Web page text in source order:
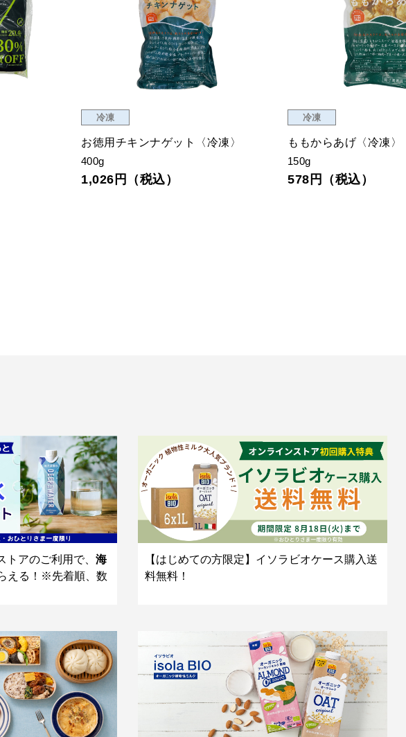
冷凍
お徳用チキンナゲット〈冷凍〉
400g
1,026円（税込）
冷凍
ももからあげ〈冷凍〉
150g
578円（税込）
トアのご利用で、 海
える！※先着順、数
【はじめての方限定】イソラビオケース購入送
料無料！